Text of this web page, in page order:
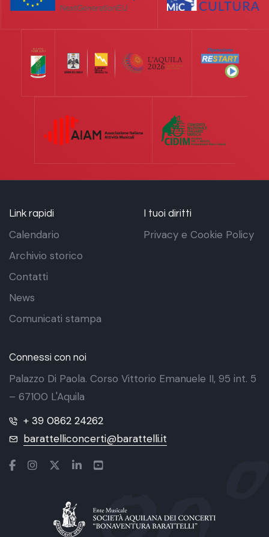
Link rapidi
Calendario
Archivio storico
Contatti
News
Comunicati stampa
I tuoi diritti
Privacy e Cookie Policy
Connessi con noi
Palazzo Di Paola. Corso Vittorio Emanuele II, 95 int. 5
– 67100 L'Aquila
+ 39 0862 24262
barattelliconcerti@barattelli.it